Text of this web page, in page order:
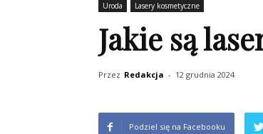
Uroda Lasery kosmetyczne
Jakie są
Przez Redakcja - 12 grudnia 2024
Podziel się na Facebooku